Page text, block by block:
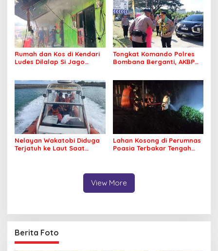
Rumah dan Kos di Kendari
Ludes Dilalap Si Jago
Tongkat Komando Polres
Bombana Berganti, AKBP
Nelayan Wakatobi Diduga
Terjatuh ke Laut Saat
Lahan Kosong di Perumnas
Poasia Terbakar Tengah
View More
Berita Foto